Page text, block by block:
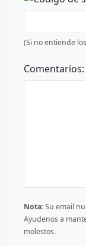
(Si no entiende
Comentarios:
Nota:Su email
Ayudenos a
molestos.